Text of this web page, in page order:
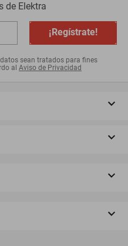
de Elektra
¡Regístrate!
sean tratados para fines
al Aviso de Privacidad